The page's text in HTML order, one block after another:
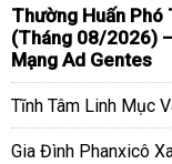
Thường Huấn Phó
(Tháng 08/2026)
Mạng Ad Gentes
Tĩnh Tâm Linh Mục
Gia Đình Phanxicô